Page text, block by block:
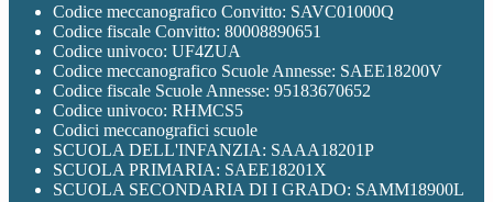
Codice meccanografico Convitto: SAVC01000Q
Codice fiscale Convitto: 80008890651
Codice univoco: UF4ZUA
Codice meccanografico Scuole Annesse: SAEE18200V
Codice fiscale Scuole Annesse: 95183670652
Codice univoco: RHMCS5
Codici meccanografici scuole
SCUOLA DELL'INFANZIA: SAAA18201P
SCUOLA PRIMARIA: SAEE18201X
SCUOLA SECONDARIA DI I GRADO: SAMM18900L